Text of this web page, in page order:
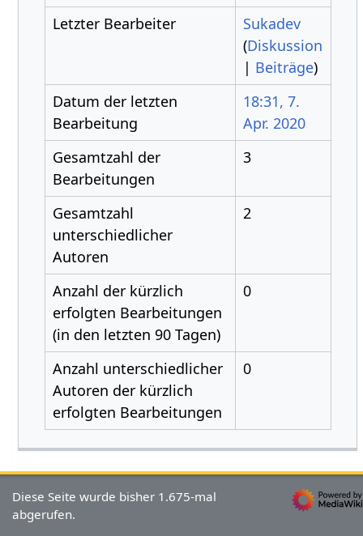
Letzter Bearbeiter
Sukadev
(Diskussion
| Beiträge)
Datum der letzten
Bearbeitung
18:31, 7.
Apr. 2020
Gesamtzahl der
Bearbeitungen
3
Gesamtzahl
unterschiedlicher
Autoren
2
Anzahl der kürzlich
erfolgten Bearbeitungen
(in den letzten 90 Tagen)
0
Anzahl unterschiedlicher
Autoren der kürzlich
erfolgten Bearbeitungen
0
Diese Seite wurde bisher 1.675-mal
abgerufen.